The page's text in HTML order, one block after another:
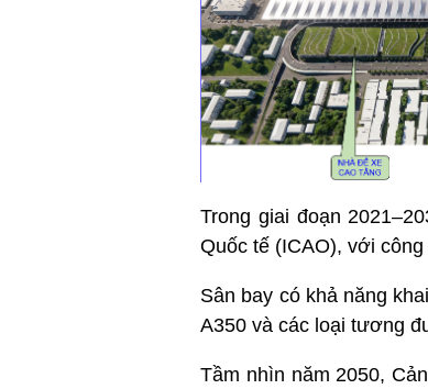
Trong giai đoạn
Quốc tế (ICAO), với
Sân bay có khả năng
A350 và các loại tương
Tầm nhìn năm 2050,